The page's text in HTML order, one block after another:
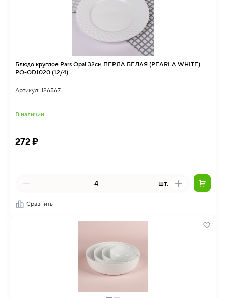
Блюдо круглое Pars Opal 32см ПЕРЛА БЕЛАЯ (PEARLA WHITE)
PO-OD1020 (12/4)
Артикул: 126567
В наличии
272 ₽
шт.
Сравнить